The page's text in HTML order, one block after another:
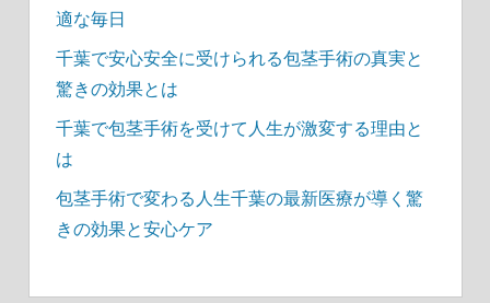
適な毎日
千葉で安心安全に受けられる包茎手術の真実と
驚きの効果とは
千葉で包茎手術を受けて人生が激変する理由と
は
包茎手術で変わる人生千葉の最新医療が導く驚
きの効果と安心ケア